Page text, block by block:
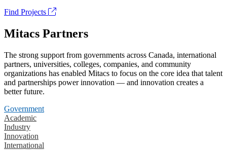
Find Projects
Mitacs Partners
The strong support from governments across Canada, international
partners, universities, colleges, companies, and community
organizations has enabled Mitacs to focus on the core idea that talent
and partnerships power innovation — and innovation creates a
better future.
Government
Academic
Industry
Innovation
International